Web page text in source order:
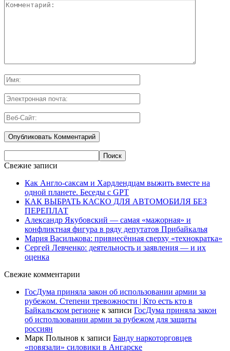
Свежие записи
Как Англо-саксам и Хардлендцам выжить вместе на
одной планете. Беседы с GPT
КАК ВЫБРАТЬ КАСКО ДЛЯ АВТОМОБИЛЯ БЕЗ
ПЕРЕПЛАТ
Александр Якубовский — самая «мажорная» и
конфликтная фигура в ряду депутатов Прибайкалья
Мария Василькова: привнесённая сверху «технократка»
Сергей Левченко: деятельность и заявления — и их
оценка
Свежие комментарии
ГосДума приняла закон об использовании армии за
рубежом. Степени тревожности | Кто есть кто в
Байкальском регионе к записи ГосДума приняла закон
об использовании армии за рубежом для защиты
россиян
Марк Полынов к записи Банду наркоторговцев
«повязали» силовики в Ангарске